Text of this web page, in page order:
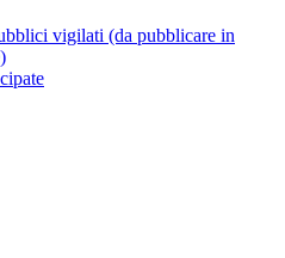
vigilati (da pubblicare in